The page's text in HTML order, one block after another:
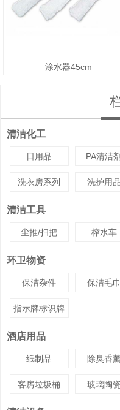
涂水器45cm
清洁化工
日用品 PA清洁
洗衣房系列 洗护用品
清洁工具
尘推/扫把 榨水车
环卫物资
保洁杂件 保洁毛巾
指示牌标识牌
酒店用品
纸制品 除臭香
客房垃圾桶 玻璃陶瓷